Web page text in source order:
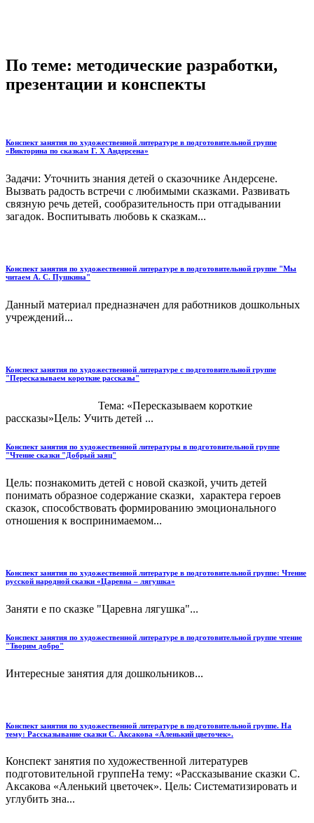
По теме: методические разработки,
презентации и конспекты
Конспект занятия по художественной литературе в подготовительной группе
«Викторина по сказкам Г. Х Андерсена»
Задачи: Уточнить знания детей о сказочнике Андерсене.
Вызвать радость встречи с любимыми сказками. Развивать
связную речь детей, сообразительность при отгадывании
загадок. Воспитывать любовь к сказкам...
Конспект занятия по художественной литературе в подготовительной группе "Мы
читаем А. С. Пушкина"
Данный материал предназначен для работников дошкольных
учреждений...
Конспект занятия по художественной литературе с подготовительной группе
"Пересказываем короткие рассказы"
Тема: «Пересказываем короткие
рассказы»Цель: Учить детей ...
Конспект занятия по художественной литературы в подготовительной группе
"Чтение сказки "Добрый заяц"
Цель: познакомить детей с новой сказкой, учить детей
понимать образное содержание сказки, характера героев
сказок, способствовать формированию эмоционального
отношения к воспринимаемом...
Конспект занятия по художественной литературе в подготовительной группе: Чтение
русской народной сказки «Царевна – лягушка»
Заняти е по сказке "Царевна лягушка"...
Конспект занятия по художественной литературе в подготовительной группе чтение
"Творим добро"
Интересные занятия для дошкольников...
Конспект занятия по художественной литературе в подготовительной группе. На
тему: Рассказывание сказки С. Аксакова «Аленький цветочек».
Конспект занятия по художественной литературев
подготовительной группеНа тему: «Рассказывание сказки С.
Аксакова «Аленький цветочек». Цель: Систематизировать и
углубить зна...